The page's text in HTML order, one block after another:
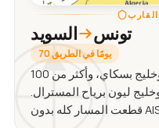
السويد تونس
70 يومًا في الطريق
بحر المانش بمدّ يصل إلى 12 م، وخليج بسكاي، وأكثر من 100
ليون برياح المسترال.